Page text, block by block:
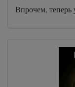
Впрочем,